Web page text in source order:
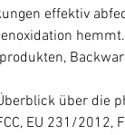
effektiv
über die
EU 231/2012,